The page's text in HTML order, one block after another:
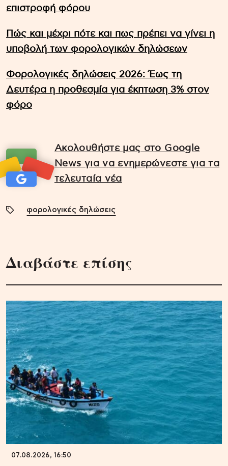
επιστροφή φόρου
Πώς και μέχρι πότε και πως πρέπει να γίνει η
υποβολή των φορολογικών δηλώσεων
Φορολογικές δηλώσεις 2026: Έως τη
Δευτέρα η προθεσμία για έκπτωση 3% στον
φόρο
Ακολουθήστε μας στο Google
News για να ενημερώνεστε για τα
τελευταία νέα
φορολογικές δηλώσεις
Διαβάστε επίσης
07.08.2026, 16:50